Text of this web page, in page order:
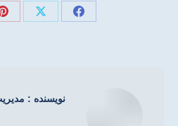
اشتراک اشتراک
نویسنده :